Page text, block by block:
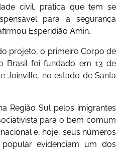
civil, prática que tem se
para a segurança
Esperidião Amin.
projeto, o primeiro Corpo de
Brasil foi fundado em 13 de
Joinville, no estado de Santa
Região Sul pelos imigrantes
para o bem comum
e, hoje, seus números
evidenciam um dos